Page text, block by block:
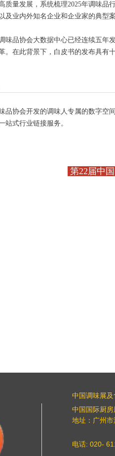
质量发展，系统梳理2025年调味
及业内外知名企业和企业家的典型
味品协会大数据中心已经连续五年
。在此背景下，白皮书的发布具有
品协会开发的调味人专属的数字空
站式行业链接服务。
第22届中
中国调味展
中国国际厨
地址：广州
电话: 020-